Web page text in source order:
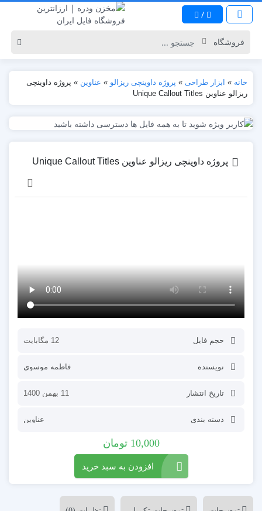
/
خانه » ابزار طراحی » پروژه داوینچی ریزالو » عناوین » پروژه داوینچی
ریزالو عناوین Unique Callout Titles
پروژه داوینچی ریزالو عناوین Unique Callout Titles
حجم فایل 12 مگابایت
نویسنده فاطمه موسوی
تاریخ انتشار 11 بهمن 1400
دسته بندی عناوین
10,000 تومان
افزودن به سبد خرید